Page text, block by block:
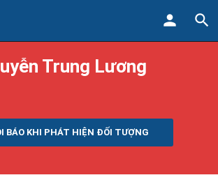
Trung Lương
BÁO KHI PHÁT HIỆN ĐỐI TƯỢNG